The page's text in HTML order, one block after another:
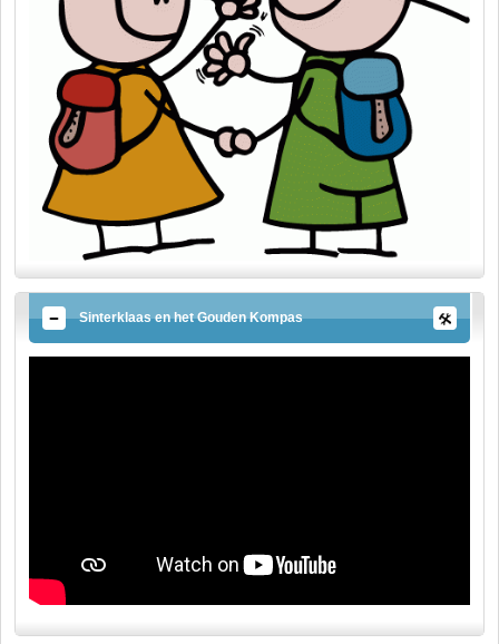
Sinterklaas en het Gouden Kompas